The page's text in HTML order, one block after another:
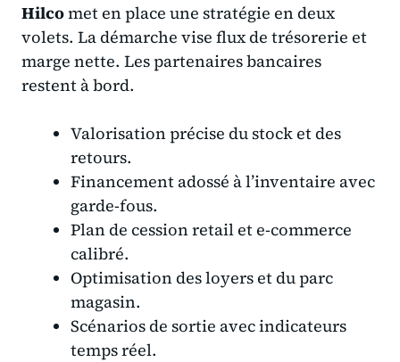
Hilcomet en place une stratégie en deux
volets. La démarche vise flux de trésorerie et
marge nette. Les partenaires bancaires
restent à bord.
Valorisation précise du stock et des
retours.
Financement adossé à l’inventaire avec
garde-fous.
Plan de cession retail et e-commerce
calibré.
Optimisation des loyers et du parc
magasin.
Scénarios de sortie avec indicateurs
temps réel.